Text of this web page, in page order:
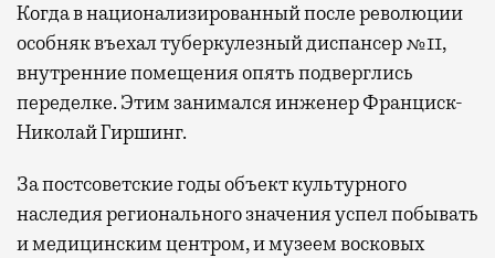
Когда в национализированный после революции
особняк въехал туберкулезный диспансер №11,
внутренние помещения опять подверглись
переделке. Этим занимался инженер Франциск-
Николай Гиршинг.
За постсоветские годы объект культурного
наследия регионального значения успел побывать
и медицинским центром, и музеем восковых